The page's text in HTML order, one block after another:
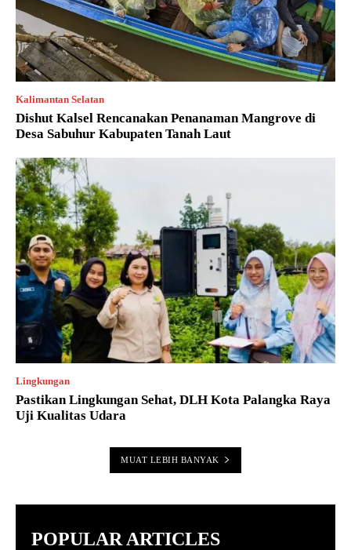
Kalimantan Selatan
Dishut Kalsel Rencanakan Penanaman Mangrove di
Desa Sabuhur Kabupaten Tanah Laut
Lingkungan
Pastikan Lingkungan Sehat, DLH Kota Palangka Raya
Uji Kualitas Udara
MUAT LEBIH BANYAK
POPULAR ARTICLES